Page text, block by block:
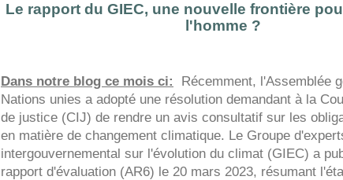
Le rapport du GIEC, une nouvelle frontière
l'homme ?
Dans notre blog ce mois ci:
Récemment, l'Assemblée
Nations unies a adopté une résolution demandant à la
de justice (CIJ) de rendre un avis consultatif sur les
en matière de changement climatique. Le Groupe
intergouvernemental sur l'évolution du climat (GIEC) a
rapport d'évaluation (AR6) le 20 mars 2023, résumant